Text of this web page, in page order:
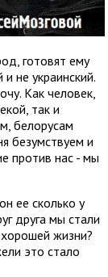
готовят ему
не украинский.
Как человек,
так и
белорусам
безумствуем и
против нас - мы
ее сколько у
друга мы стали
жизни?
это стало